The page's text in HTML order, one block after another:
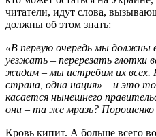
читатели, идут слова,
должны об этом знать:
«В первую очередь мы должны
уезжать – перерезать глотки
жидам – мы истребим их всех.
страна, одна нация» – и это
касается нынешнего
они – та же мразь? Порошенко
Кровь кипит. А больше всего